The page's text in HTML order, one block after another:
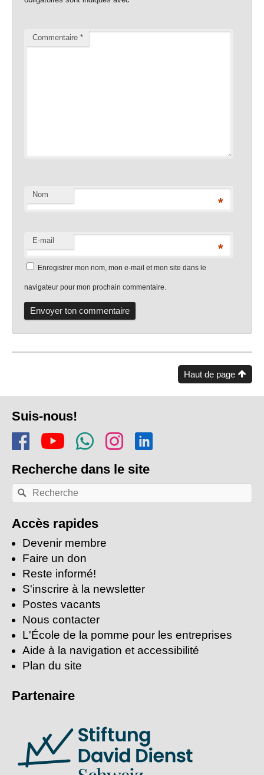
Commentaire *
Nom
*
E-mail
*
Enregistrer mon nom, mon e-mail et mon site dans le
navigateur pour mon prochain commentaire.
Haut de page
de
page
Suis-nous!
Rejoins-nous sur Facebook
Regarde-nous sur
Rejoins notre
Suis-nous sur
Recherche dans le site
Recherche
par
clés:
Rechercher
Accès rapides
Devenir membre
Faire un don
Reste informé!
S'inscrire à la newsletter
Postes vacants
Nous contacter
L'École de la pomme pour les entreprises
Aide à la navigation et accessibilité
Plan du site
Partenaire